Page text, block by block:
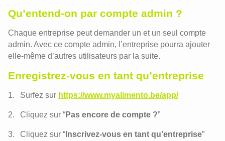
Qu’entend-on par compte admin ?
Chaque entreprise peut demander un et un seul compte
admin. Avec ce compte admin, l’entreprise pourra ajouter
elle-même d’autres utilisateurs par la suite.
Enregistrez-vous en tant qu’entreprise
Surfez sur https://www.myalimento.be/app/
Cliquez sur “Pas encore de compte ?”
Cliquez sur “ Inscrivez-vous en tant qu’entreprise”